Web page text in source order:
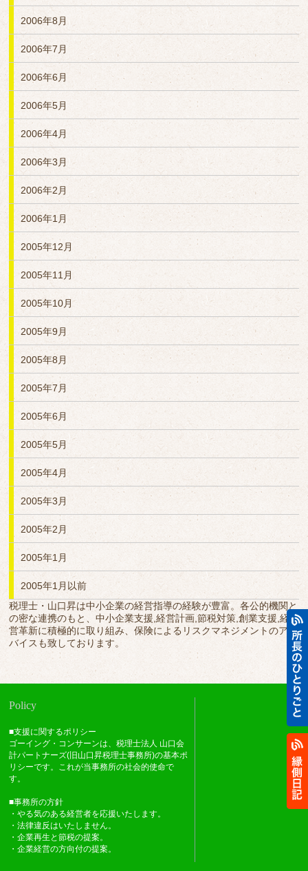
2006年8月
2006年7月
2006年6月
2006年5月
2006年4月
2006年3月
2006年2月
2006年1月
2005年12月
2005年11月
2005年10月
2005年9月
2005年8月
2005年7月
2005年6月
2005年5月
2005年4月
2005年3月
2005年2月
2005年1月
2005年1月以前
税理士・山口昇は中小企業の経営指導の経験が豊富。各公的機関と
の密な連携のもと、中小企業支援,経営計画,節税対策,創業支援,経
営革新に積極的に取り組み、保険によるリスクマネジメントのアド
バイスも致しております。
Policy
■支援に関するポリシー
ゴーイング・コンサーンは、税理士法人 山口会
計パートナーズ(旧山口昇税理士事務所)の基本ポ
リシーです。これが当事務所の社会的使命で
す。
■事務所の方針
・やる気のある経営者を応援いたします。
・法律違反はいたしません。
・企業再生と節税の提案。
・企業経営の方向付の提案。